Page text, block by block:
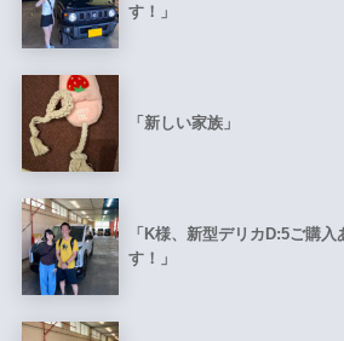
す！」
「新しい家族」
「K様、新型デリカD:5ご購
す！」